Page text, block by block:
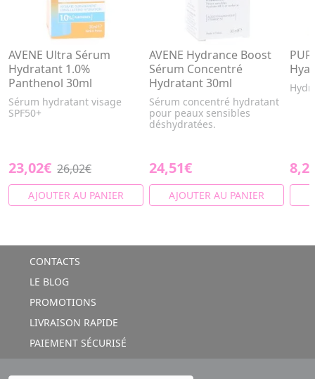
AVENE Ultra Sérum
Hydratant 1.0%
Panthenol 30ml
Sérum hydratant visage
SPF50+
23,02€ 26,02€
AJOUTER AU PANIER
AVENE Hydrance Boost
Sérum Concentré
Hydratant 30ml
Sérum concentré hydratant
pour peaux sensibles
déshydratées.
24,51€
AJOUTER AU PANIER
CONTACTS
LE BLOG
PROMOTIONS
LIVRAISON RAPIDE
PAIEMENT SÉCURISÉ